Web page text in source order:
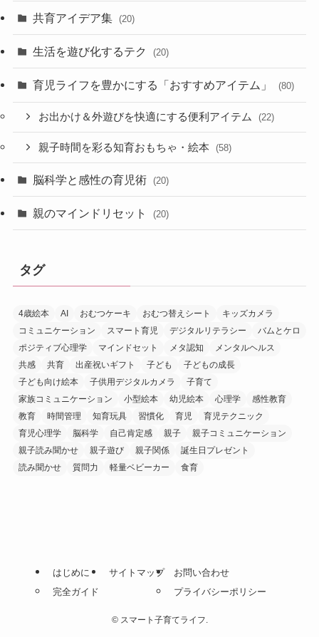
共育アイデア集 (20)
生活を遊び化するテク (20)
育児ライフを豊かにする「おすすめアイテム」 (80)
お出かけ＆外遊びを快適にする便利アイテム (22)
親子時間を彩る知育おもちゃ・絵本 (58)
脳科学と感性の育児術 (20)
親のマインドリセット (20)
タグ
4歳絵本 AI おむつケーキ おむつ替えシート
キッズカメラ
コミュニケーション
スマート育児 デジタルリテラシー
バムとケロ
ポジティブ心理学
マインドセット メタ認知
メンタルヘルス
共感
共育 出産祝いギフト 子ども
子どもの成長
子ども向け絵本
子供用デジタルカメラ
子育て
家族コミュニケーション
小型絵本 幼児絵本 心理学
感性教育
教育
時間管理 知育玩具 習慣化 育児
育児テクニック
育児心理学
脳科学 自己肯定感 親子
親子コミュニケーション
親子読み聞かせ
親子遊び 親子関係
誕生日プレゼント
読み聞かせ
質問力 軽量ベビーカー 食育
はじめに
完全ガイド
サイトマップ
お問い合わせ
プライバシーポリシー
©スマート子育てライフ.